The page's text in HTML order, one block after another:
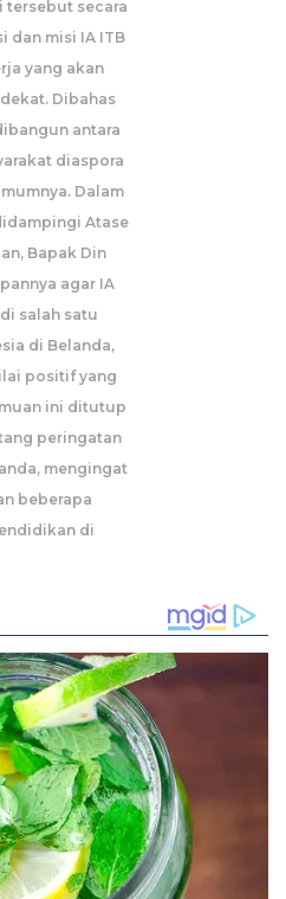
tersebut secara
dan misi IA ITB
yang akan
Dibahas
antara
diaspora
Dalam
Atase
Bapak Din
agar IA
salah satu
di Belanda,
positif yang
ini ditutup
peringatan
mengingat
beberapa
di